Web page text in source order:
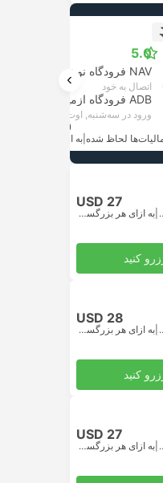
5.0
NAV فرودگاه نوشهیر کاپادوکیا
اتصال به خود
ADB فرودگاه ازمیر
ورود در سه‌شنبه, اوت 11
USD 100
لحاظ شده به ازای هر بزرگسال
USD 27
شده | به ازای هر بزرگسال
کنید
USD 28
شده | به ازای هر بزرگسال
کنید
USD 27
شده | به ازای هر بزرگسال